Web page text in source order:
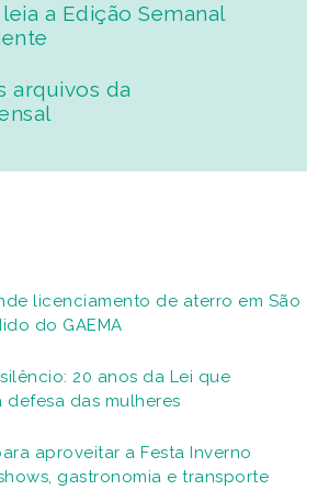
a Edição Semanal
arquivos da
licenciamento de aterro em São
do GAEMA
20 anos da Lei que
defesa das mulheres
aproveitar a Festa Inverno
gastronomia e transporte